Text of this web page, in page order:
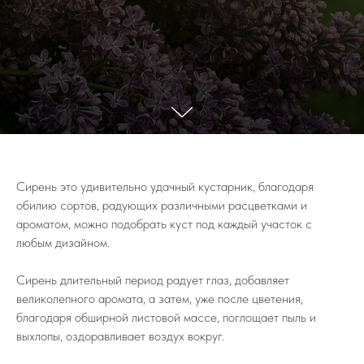
Сирень это удивительно удачный кустарник, благодаря
обилию сортов, радующих различными расцветками и
ароматом, можно подобрать куст под каждый участок с
любым дизайном.
Сирень длительный период радует глаз, добавляет
великолепного аромата, а затем, уже после цветения,
благодаря обширной листовой массе, поглощает пыль и
выхлопы, оздоравливает воздух вокруг.